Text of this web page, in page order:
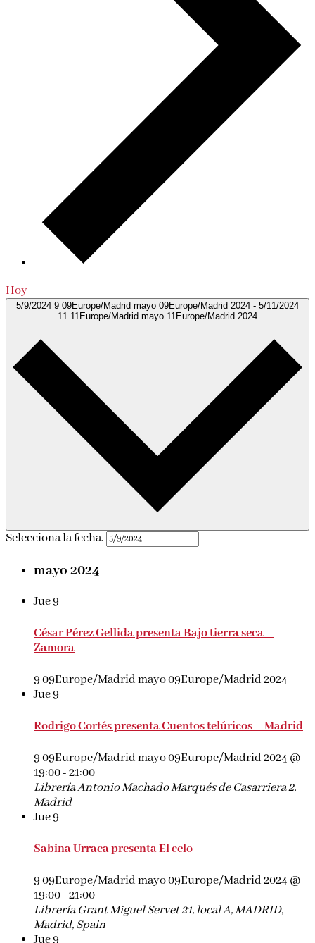
Hoy
5/9/2024 9 09Europe/Madrid mayo 09Europe/Madrid 2024 - 5/11/2024
11 11Europe/Madrid mayo 11Europe/Madrid 2024
Selecciona la fecha.
mayo 2024
Jue9
César Pérez Gellida presenta Bajo tierra seca –
Zamora
9 09Europe/Madrid mayo 09Europe/Madrid 2024
Jue9
Rodrigo Cortés presenta Cuentos telúricos – Madrid
9 09Europe/Madrid mayo 09Europe/Madrid 2024 @
19:00-21:00
Librería Antonio MachadoMarqués de Casarriera 2,
Madrid
Jue9
Sabina Urraca presenta El celo
9 09Europe/Madrid mayo 09Europe/Madrid 2024 @
19:00-21:00
Librería GrantMiguel Servet 21, local A, MADRID,
Madrid, Spain
Jue9